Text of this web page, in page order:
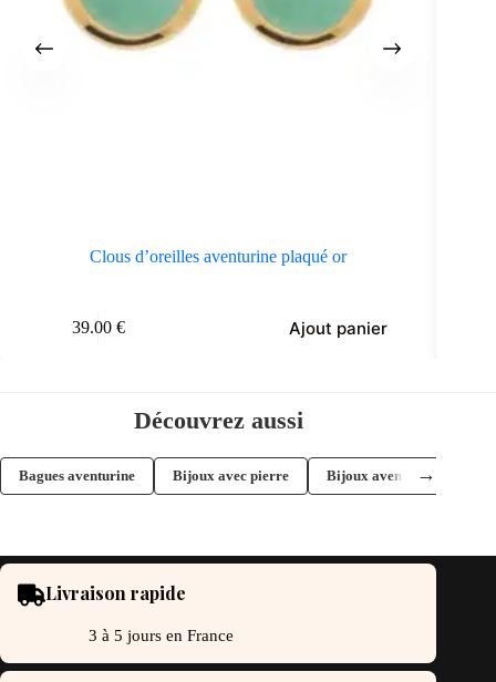
Clous d’oreilles aventurine plaqué or
39.00 € Ajout panier
Découvrez aussi
Bagues aventurine Bijoux avec pierre Bijoux aventurine
→
Livraison rapide
3 à 5 jours en France